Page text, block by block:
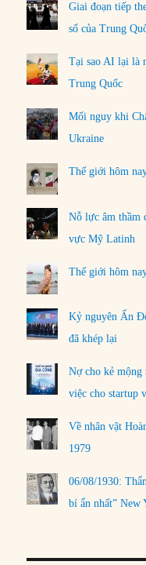
Giai đoạn tiếp
số của Trung
Tại sao AI lại là
Trung Quốc
Mối nguy khi
Ukraine
Thế giới hôm
Nỗ lực âm thầm
vực Mỹ Latinh
Thế giới hôm
Kỷ nguyên Ấn
đã khép lại
Nợ cho kẻ mộng
việc cho startup
Về nhân vật
1979
06/08/1930:
bí ẩn nhất” New